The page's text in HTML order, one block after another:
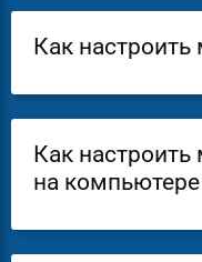
Как
Как
на компьютере